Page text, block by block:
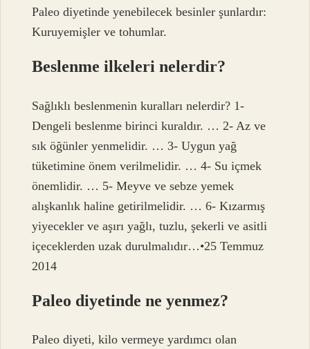
Paleo diyetinde yenebilecek besinler şunlardır:
Kuruyemişler ve tohumlar.
Beslenme ilkeleri nelerdir?
Sağlıklı beslenmenin kuralları nelerdir? 1-
Dengeli beslenme birinci kuraldır. … 2- Az ve
sık öğünler yenmelidir. … 3- Uygun yağ
tüketimine önem verilmelidir. … 4- Su içmek
önemlidir. … 5- Meyve ve sebze yemek
alışkanlık haline getirilmelidir. … 6- Kızarmış
yiyecekler ve aşırı yağlı, tuzlu, şekerli ve asitli
içeceklerden uzak durulmalıdır…•25 Temmuz
2014
Paleo diyetinde ne yenmez?
Paleo diyeti, kilo vermeye yardımcı olan